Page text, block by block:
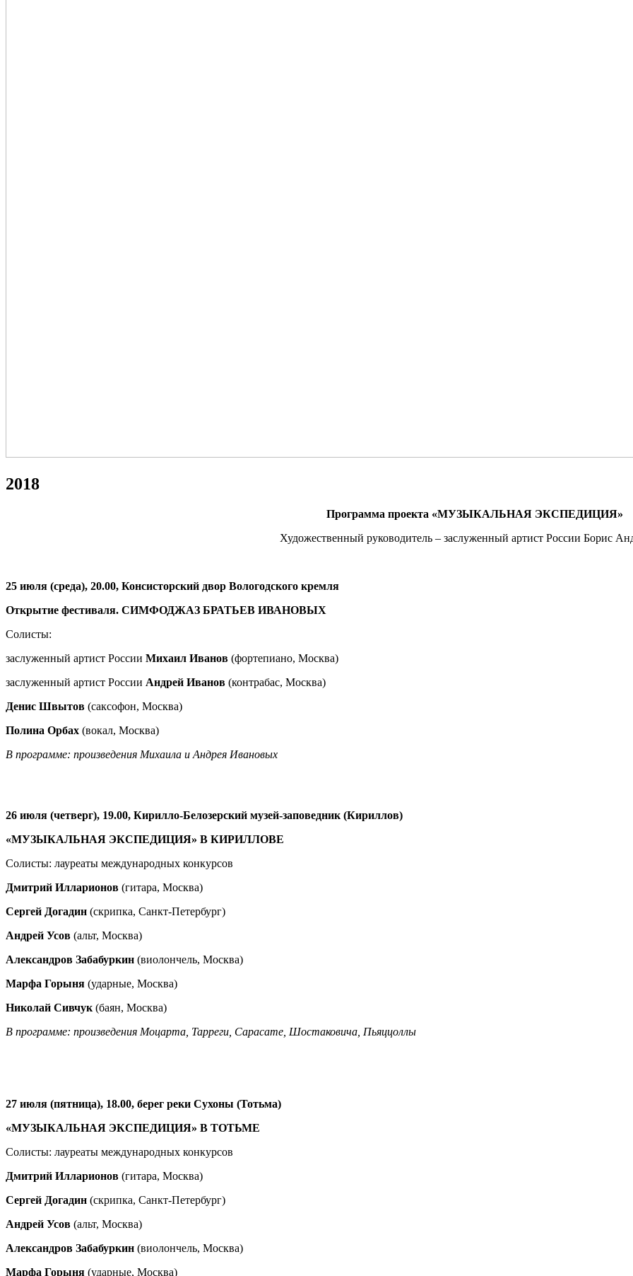
2018
Программа проекта «МУЗЫКАЛЬНАЯ ЭКСПЕДИЦИЯ»
Художественный руководитель – заслуженный артист России Борис
25 июля (среда), 20.00, Консисторский двор Вологодского кремля
Открытие фестиваля. СИМФОДЖАЗ БРАТЬЕВ ИВАНОВЫХ
Солисты:
заслуженный артист России Михаил Иванов (фортепиано, Москва)
заслуженный артист России Андрей Иванов (контрабас, Москва)
Денис Швытов (саксофон, Москва)
Полина Орбах (вокал, Москва)
В программе: произведения Михаила и Андрея Ивановых
26 июля (четверг), 19.00, Кирилло-Белозерский музей-заповедник (Кириллов)
«МУЗЫКАЛЬНАЯ ЭКСПЕДИЦИЯ» В КИРИЛЛОВЕ
Солисты: лауреаты международных конкурсов
Дмитрий Илларионов (гитара, Москва)
Сергей Догадин (скрипка, Санкт-Петербург)
Андрей Усов (альт, Москва)
Александров Забабуркин (виолончель, Москва)
Марфа Горыня (ударные, Москва)
Николай Сивчук (баян, Москва)
В программе: произведения Моцарта, Тарреги, Сарасате, Шостаковича, Пьяццоллы
27 июля (пятница), 18.00, берег реки Сухоны (Тотьма)
«МУЗЫКАЛЬНАЯ ЭКСПЕДИЦИЯ» В ТОТЬМЕ
Солисты: лауреаты международных конкурсов
Дмитрий Илларионов (гитара, Москва)
Сергей Догадин (скрипка, Санкт-Петербург)
Андрей Усов (альт, Москва)
Александров Забабуркин (виолончель, Москва)
Марфа Горыня (ударные, Москва)